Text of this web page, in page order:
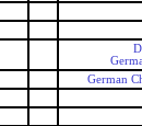
German